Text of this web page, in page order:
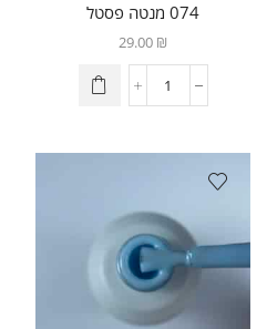
074 מנטה פסטל
29.00 ₪